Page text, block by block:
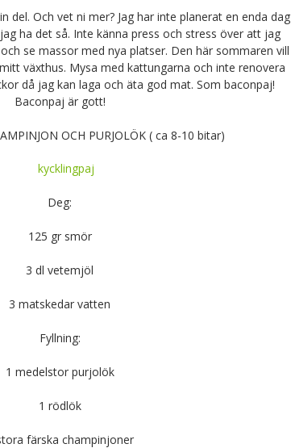
del. Och vet ni mer? Jag har inte planerat en enda dag
ha det så. Inte känna press och stress över att jag
se massor med nya platser. Den här sommaren vill
växthus. Mysa med kattungarna och inte renovera
då jag kan laga och äta god mat. Som baconpaj!
Baconpaj är gott!
OCH PURJOLÖK ( ca 8-10 bitar)
Deg:
125 gr smör
3 dl vetemjöl
3 matskedar vatten
Fyllning:
1 medelstor purjolök
1 rödlök
färska champinjoner